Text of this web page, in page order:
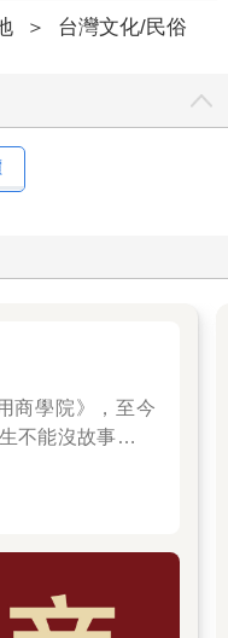
＞ 台灣文化/民俗
商學院》，至今
不能沒故事》也
，讓看似遙遠的